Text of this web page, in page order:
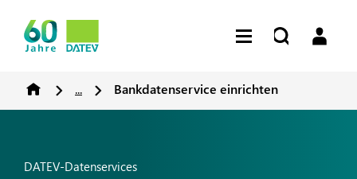
... Bankdatenservice einrichten
DATEV-Datenservices